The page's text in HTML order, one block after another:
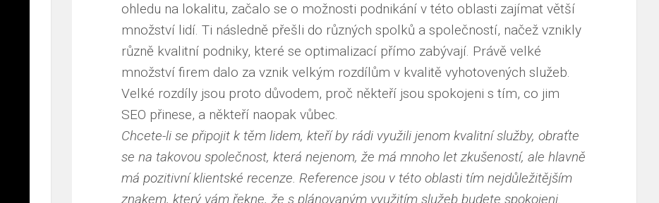
ohledu na lokalitu, začalo se o možnosti podnikání v této oblasti zajímat větší
množství lidí. Ti následně přešli do různých spolků a společností, načež vznikly
různě kvalitní podniky, které se optimalizací přímo zabývají. Právě velké
množství firem dalo za vznik velkým rozdílům v kvalitě vyhotovených služeb.
Velké rozdíly jsou proto důvodem, proč někteří jsou spokojeni s tím, co jim
SEO přinese, a někteří naopak vůbec.
Chcete-li se připojit k těm lidem, kteří by rádi využili jenom kvalitní služby, obraťte
se na takovou společnost, která nejenom, že má mnoho let zkušeností, ale hlavně
má pozitivní klientské recenze. Reference jsou v této oblasti tím nejdůležitějším
znakem, který vám řekne, že s plánovaným využitím služeb budete spokojeni.